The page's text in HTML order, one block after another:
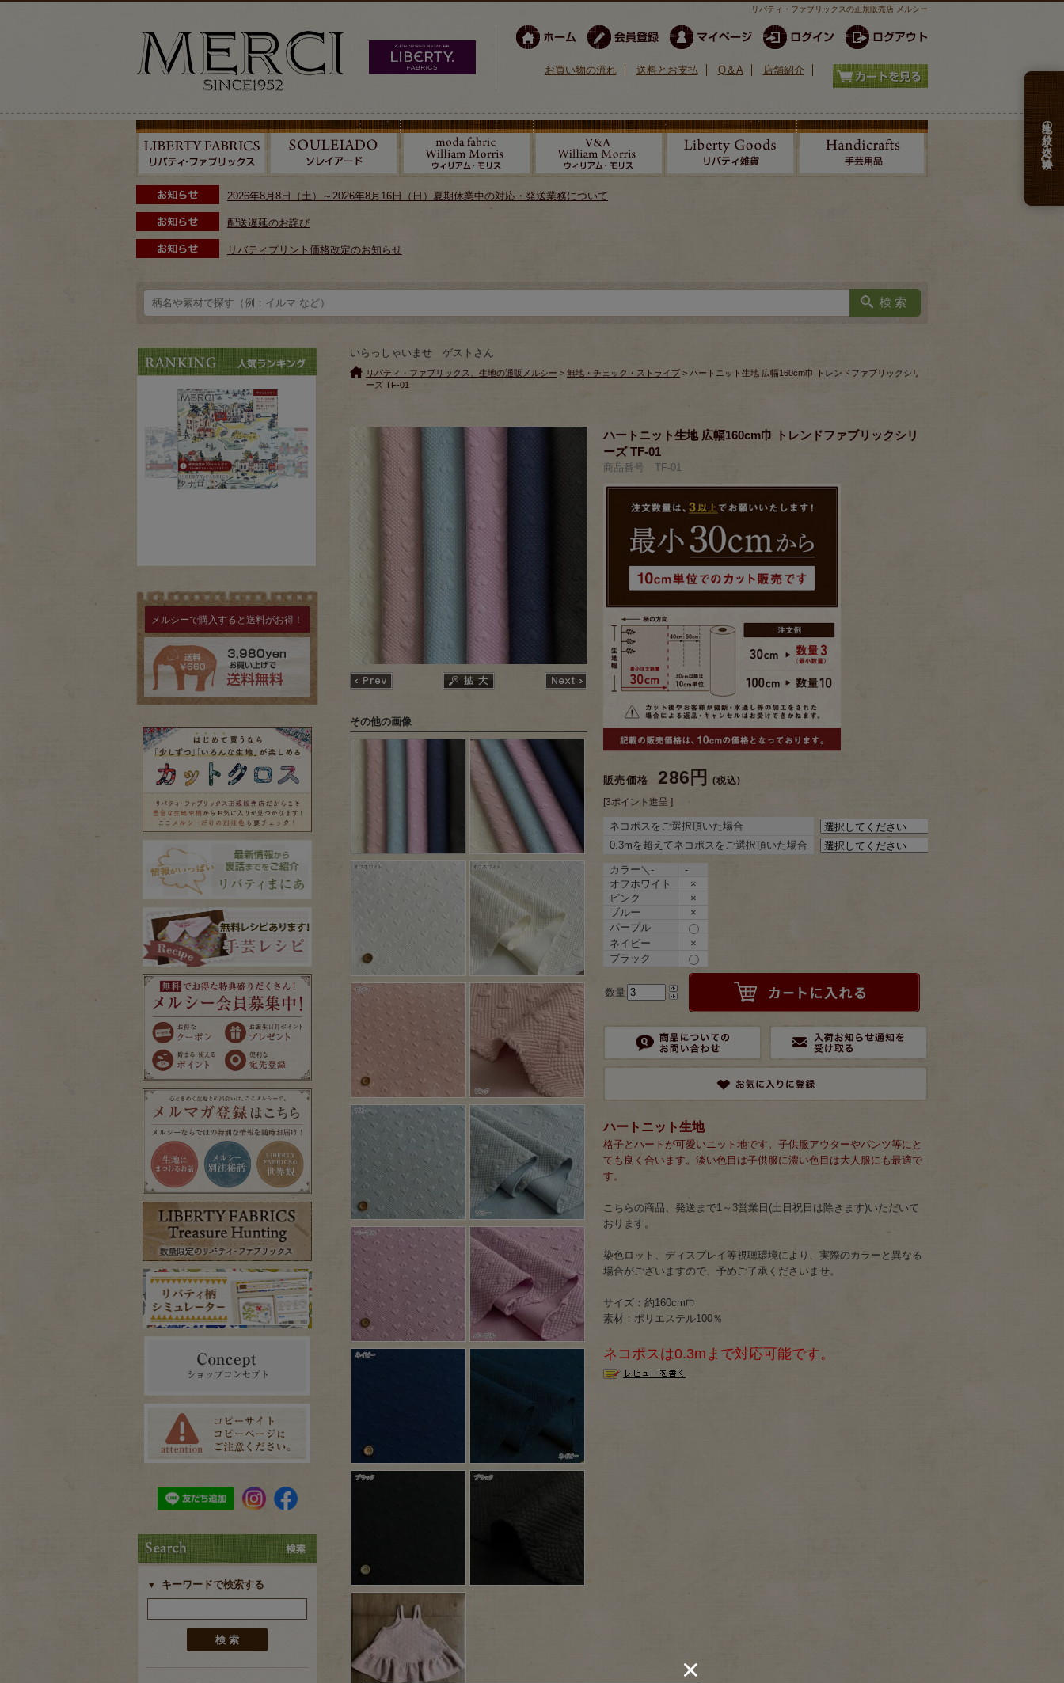
リバティ・ファブリックスの正規販売店 メルシー
お買い物の流れ 送料とお支払 Q＆A 店舗紹介
2026年8月8日（土）～2026年8月16日（日）夏期休業中の対応・発送業務について
配送遅延のお詫び
リバティプリント価格改定のお知らせ
生地の絞り込み検索
メルシーで購入すると送料がお得！
キーワードで検索する
いらっしゃいませ ゲストさん
リバティ・ファブリックス、生地の通販メルシー > 無地・チェック・ストライプ > ハートニット生地 広幅160cm巾 トレンドファブリックシリ
ーズ TF-01
ハートニット生地 広幅160cm巾 トレンドファブリックシリ
ーズ TF-01
商品番号 TF-01
販売価格 286円 (税込)
[3ポイント進呈 ]
ネコポスをご選択頂いた場合
0.3mを超えてネコポスをご選択頂いた場合
カラー＼-
-
オフホワイト
×
ピンク
×
ブルー
×
パープル
ネイビー
×
ブラック
数量
ハートニット生地
格子とハートが可愛いニット地です。子供服アウターやパンツ等にと
ても良く合います。淡い色目は子供服に濃い色目は大人服にも最適で
す。
こちらの商品、発送まで1～3営業日(土日祝日は除きます)いただいて
おります。
染色ロット、ディスプレイ等視聴環境により、実際のカラーと異なる
場合がございますので、予めご了承くださいませ。
サイズ：約160cm巾
素材：ポリエステル100％
ネコポスは0.3mまで対応可能です。
その他の画像